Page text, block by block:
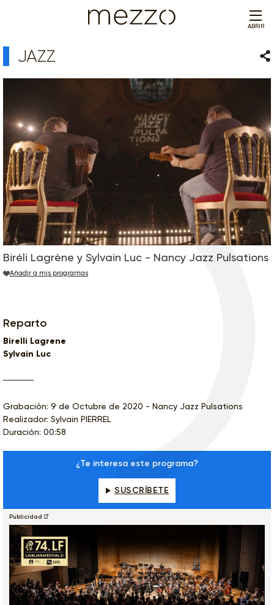
ABRIR
JAZZ
Biréli Lagrène y Sylvain Luc - Nancy Jazz Pulsations
Añadir a mis programas
Reparto
Birelli Lagrene
Sylvain Luc
Grabación: 9 de Octubre de 2020 - Nancy Jazz Pulsations
Realizador: Sylvain PIERREL
Duración: 00:58
¿Te interesa este programa?
SUSCRÍBETE
Publicidad